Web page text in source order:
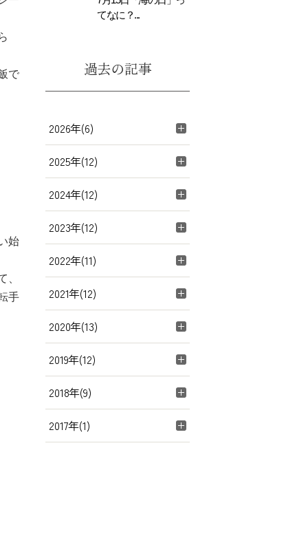
で
始
、
手
てなに？...
過去の記事
2026年(6)
2025年(12)
2024年(12)
2023年(12)
2022年(11)
2021年(12)
2020年(13)
2019年(12)
2018年(9)
2017年(1)